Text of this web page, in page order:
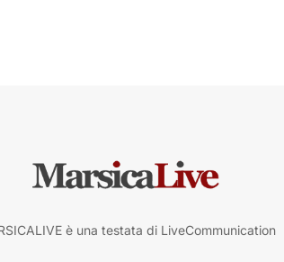
è una testata di LiveCommunication